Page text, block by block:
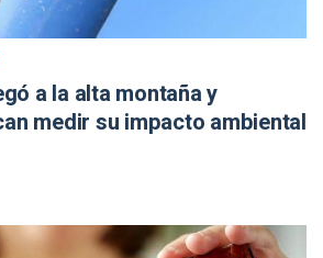
a la alta montaña y
medir su impacto ambiental